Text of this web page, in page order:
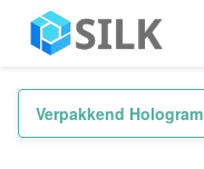
Verpakkend Hologram